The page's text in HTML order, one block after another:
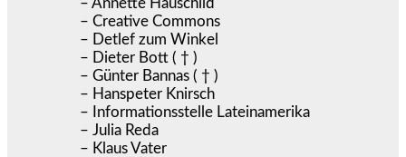
– Creative Commons
– Detlef zum Winkel
– Dieter Bott ( † )
– Günter Bannas ( † )
– Hanspeter Knirsch
– Informationsstelle Lateinamerika
– Julia Reda
– Klaus Vater